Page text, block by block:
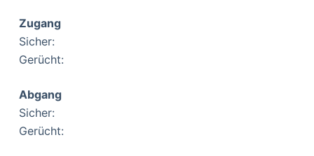
Zugang
Sicher:
Gerücht:
Abgang
Sicher:
Gerücht: